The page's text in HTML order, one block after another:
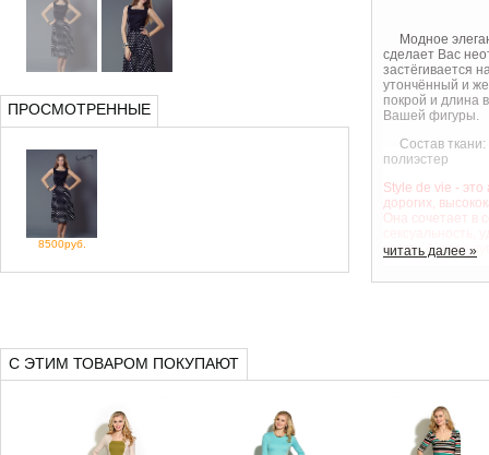
ПРОСМОТРЕННЫЕ
8500руб.
Модное
сделает Вас
застёгивается
утончённый и
покрой и длина
Вашей фигуры.
Состав
полиэстер
Style de vie -
дорогих,
Она сочетает в
всегда будете
светские
читать далее »
С ЭТИМ ТОВАРОМ ПОКУПАЮТ